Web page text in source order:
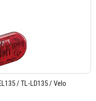
/ TL-LD135 / Velo